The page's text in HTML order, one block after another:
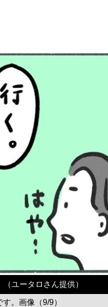
ユータロさん提供）
。画像（9/9）